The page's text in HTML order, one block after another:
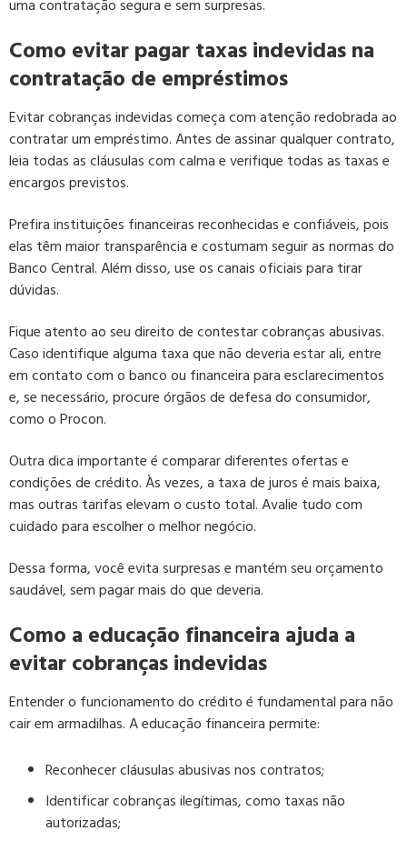
uma contratação segura e sem surpresas.
Como evitar pagar taxas indevidas na
contratação de empréstimos
Evitar cobranças indevidas começa com atenção redobrada ao
contratar um empréstimo. Antes de assinar qualquer contrato,
leia todas as cláusulas com calma e verifique todas as taxas e
encargos previstos.
Prefira instituições financeiras reconhecidas e confiáveis, pois
elas têm maior transparência e costumam seguir as normas do
Banco Central. Além disso, use os canais oficiais para tirar
dúvidas.
Fique atento ao seu direito de contestar cobranças abusivas.
Caso identifique alguma taxa que não deveria estar ali, entre
em contato com o banco ou financeira para esclarecimentos
e, se necessário, procure órgãos de defesa do consumidor,
como o Procon.
Outra dica importante é comparar diferentes ofertas e
condições de crédito. Às vezes, a taxa de juros é mais baixa,
mas outras tarifas elevam o custo total. Avalie tudo com
cuidado para escolher o melhor negócio.
Dessa forma, você evita surpresas e mantém seu orçamento
saudável, sem pagar mais do que deveria.
Como a educação financeira ajuda a
evitar cobranças indevidas
Entender o funcionamento do crédito é fundamental para não
cair em armadilhas. A educação financeira permite:
Reconhecer cláusulas abusivas nos contratos;
Identificar cobranças ilegítimas, como taxas não
autorizadas;